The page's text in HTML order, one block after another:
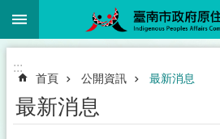
跳到主要內容區塊
:::
首頁 公開資訊 最新消息
最新消息